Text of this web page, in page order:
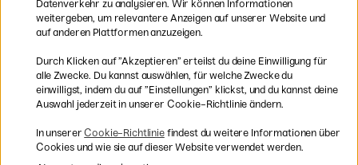
UK
EU
gelten für sperrige Produkte.
Sichere Bezahlung mit Visa, Mastercard und Paypal
Datenverkehr zu analysieren. Wir können Informationen
weitergeben, um relevantere Anzeigen auf unserer Website und
auf anderen Plattformen anzuzeigen.
Durch Klicken auf ”Akzeptieren” erteilst du deine Einwilligung für
alle Zwecke. Du kannst auswählen, für welche Zwecke du
einwilligst, indem du auf ”Einstellungen” klickst, und du kannst deine
Auswahl jederzeit in unserer Cookie-Richtlinie ändern.
In unsererCookie-Richtliniefindest du weitere Informationen über
Cookies und wie sie auf dieser Website verwendet werden.